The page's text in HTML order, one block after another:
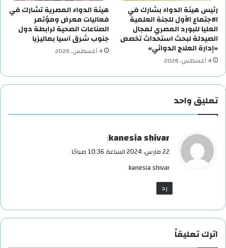
رئيس هيئة الدواء بشارك في
الاجتماع الأول للجنة العلمية
العليا للبورد المصري لمجال
الصيدلة لبحث استحداث تخصص
«إدارة العلاج الدوائي»
4 أغسطس، 2026
هيئة الدواء المصرية تشارك في
فعاليات معرض ومؤتمر
الصناعات الصحية لرابطة دول
جنوب شرق آسيا بماليزيا
4 أغسطس، 2026
تعليق واحد
ي
ق
ل
kanesia shivar
:
22 مارس، 2024 الساعة 10:36 صباحًا
kanesia shivar
رد
اترك تعليقاً